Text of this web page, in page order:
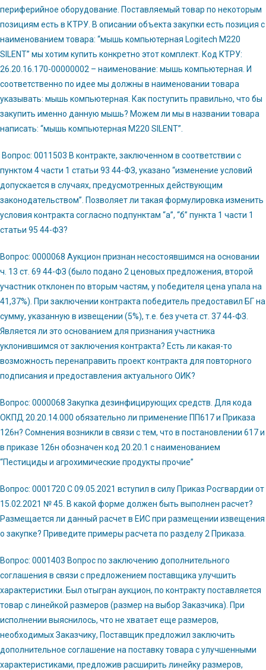
периферийное оборудование. Поставляемый товар по некоторым
позициям есть в КТРУ. В описании объекта закупки есть позиция с
наименованием товара: “мышь компьютерная Logitech M220
SILENT” мы хотим купить конкретно этот комплект. Код КТРУ:
26.20.16.170-00000002 – наименование: мышь компьютерная. И
соответственно по идее мы должны в наименовании товара
указывать: мышь компьютерная. Как поступить правильно, что бы
закупить именно данную мышь? Можем ли мы в названии товара
написать: “мышь компьютерная M220 SILENT”.
Вопрос: 0011503 В контракте, заключенном в соответствии с
пунктом 4 части 1 статьи 93 44-ФЗ, указано “изменение условий
допускается в случаях, предусмотренных действующим
законодательством”. Позволяет ли такая формулировка изменить
условия контракта согласно подпунктам “а”, “б” пункта 1 части 1
статьи 95 44-ФЗ?
Вопрос: 0000068 Аукцион признан несостоявшимся на основании
ч. 13 ст. 69 44-ФЗ (было подано 2 ценовых предложения, второй
участник отклонен по вторым частям, у победителя цена упала на
41,37%). При заключении контракта победитель предоставил БГ на
сумму, указанную в извещении (5%), т.е. без учета ст. 37 44-ФЗ.
Является ли это основанием для признания участника
уклонившимся от заключения контракта? Есть ли какая-то
возможность перенаправить проект контракта для повторного
подписания и предоставления актуального ОИК?
Вопрос: 0000068 Закупка дезинфицирующих средств. Для кода
ОКПД 20.20.14.000 обязательно ли применение ПП617 и Приказа
126н? Сомнения возникли в связи с тем, что в постановлении 617 и
в приказе 126н обозначен код 20.20.1 с наименованием
“Пестициды и агрохимические продукты прочие”
Вопрос: 0001720 С 09.05.2021 вступил в силу Приказ Росгвардии от
15.02.2021 № 45. В какой форме должен быть выполнен расчет?
Размещается ли данный расчет в ЕИС при размещении извещения
о закупке? Приведите примеры расчета по разделу 2 Приказа.
Вопрос: 0001403 Вопрос по заключению дополнительного
соглашения в связи с предложением поставщика улучшить
характеристики. Был отыгран аукцион, по контракту поставляется
товар с линейкой размеров (размер на выбор Заказчика). При
исполнении выяснилось, что не хватает еще размеров,
необходимых Заказчику, Поставщик предложил заключить
дополнительное соглашение на поставку товара с улучшенными
характеристиками, предложив расширить линейку размеров,